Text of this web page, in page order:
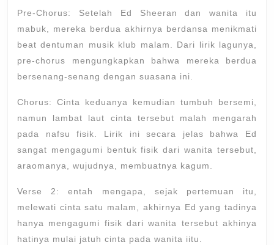
Pre-Chorus: Setelah Ed Sheeran dan wanita itu
mabuk, mereka berdua akhirnya berdansa menikmati
beat dentuman musik klub malam. Dari lirik lagunya,
pre-chorus mengungkapkan bahwa mereka berdua
bersenang-senang dengan suasana ini.
Chorus: Cinta keduanya kemudian tumbuh bersemi,
namun lambat laut cinta tersebut malah mengarah
pada nafsu fisik. Lirik ini secara jelas bahwa Ed
sangat mengagumi bentuk fisik dari wanita tersebut,
araomanya, wujudnya, membuatnya kagum.
Verse 2: entah mengapa, sejak pertemuan itu,
melewati cinta satu malam, akhirnya Ed yang tadinya
hanya mengagumi fisik dari wanita tersebut akhinya
hatinya mulai jatuh cinta pada wanita iitu.